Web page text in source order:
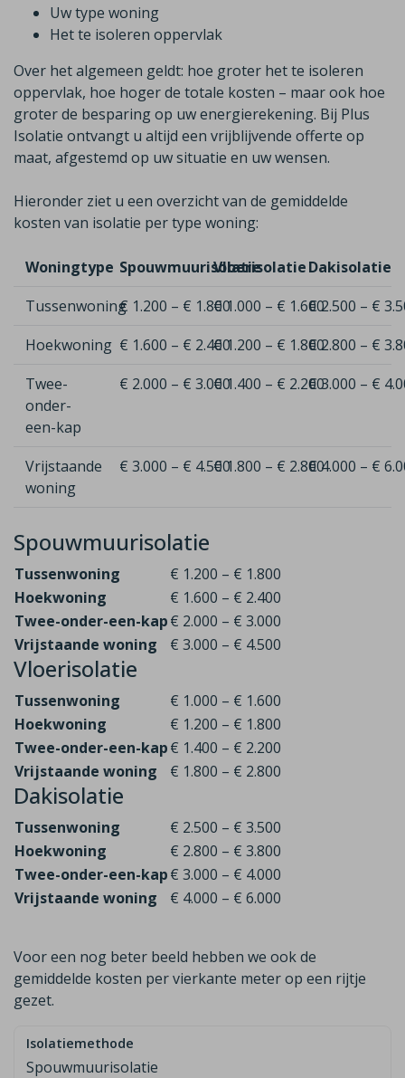
Uw type woning
Het te isoleren oppervlak
Over het algemeen geldt: hoe groter het te isoleren
oppervlak, hoe hoger de totale kosten – maar ook hoe
groter de besparing op uw energierekening. Bij Plus
Isolatie ontvangt u altijd een vrijblijvende offerte op
maat, afgestemd op uw situatie en uw wensen.
Hieronder ziet u een overzicht van de gemiddelde
kosten van isolatie per type woning:
Woningtype SpouwmuurisolatieVloerisolatieDakisolatie
Tussenwoning€ 1.200 – € 1.800€ 1.000 – € 1.600€ 2.500 – €
Hoekwoning € 1.600 – € 2.400€ 1.200 – € 1.800€ 2.800 – €
Twee-
onder-
een-kap
€ 2.000 – € 3.000€ 1.400 – € 2.200€ 3.000 – €
Vrijstaande
woning
€ 3.000 – € 4.500€ 1.800 – € 2.800€ 4.000 – €
Spouwmuurisolatie
Tussenwoning
€ 1.200 – € 1.800
Hoekwoning
€ 1.600 – € 2.400
Twee-onder-een-kap€ 2.000 – € 3.000
Vrijstaande woning
€ 3.000 – € 4.500
Vloerisolatie
Tussenwoning
€ 1.000 – € 1.600
Hoekwoning
€ 1.200 – € 1.800
Twee-onder-een-kap€ 1.400 – € 2.200
Vrijstaande woning
€ 1.800 – € 2.800
Dakisolatie
Tussenwoning
€ 2.500 – € 3.500
Hoekwoning
€ 2.800 – € 3.800
Twee-onder-een-kap€ 3.000 – € 4.000
Vrijstaande woning
€ 4.000 – € 6.000
Voor een nog beter beeld hebben we ook de
gemiddelde kosten per vierkante meter op een rijtje
gezet.
Spouwmuurisolatie